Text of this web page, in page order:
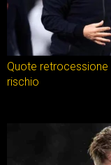
Quote retrocessione
rischio